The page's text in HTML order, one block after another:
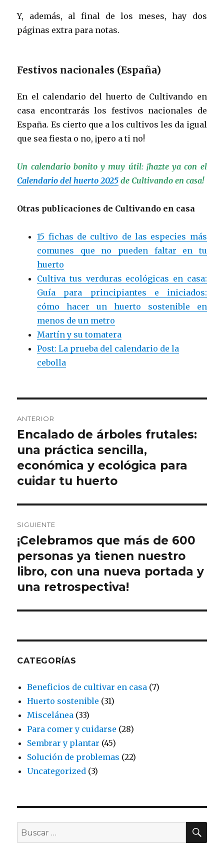
Y, además, al final de los meses, hay dos
páginas extra para notas.
Festivos nacionales (España)
En el calendario del huerto de Cultivando en
casa encontrarás los festivos nacionales de
España. Es cierto que a los cultivos les da igual
que sea fiesta o no, ¡pero a ti no!
Un calendario bonito y muy útil: ¡hazte ya con el
Calendario del huerto 2025 de Cultivando en casa!
Otras publicaciones de Cultivando en casa
15 fichas de cultivo de las especies más
comunes que no pueden faltar en tu
huerto
Cultiva tus verduras ecológicas en casa:
Guía para principiantes e iniciados:
cómo hacer un huerto sostenible en
menos de un metro
Martín y su tomatera
Post: La prueba del calendario de la
cebolla
de
entradas
ANTERIOR
Entrada
anterior:
Encalado de árboles frutales:
una práctica sencilla,
económica y ecológica para
cuidar tu huerto
SIGUIENTE
Entrada
siguiente:
¡Celebramos que más de 600
personas ya tienen nuestro
libro, con una nueva portada y
una retrospectiva!
CATEGORÍAS
Beneficios de cultivar en casa (7)
Huerto sostenible (31)
Miscelánea (33)
Para comer y cuidarse (28)
Sembrar y plantar (45)
Solución de problemas (22)
Uncategorized (3)
Buscar
por: